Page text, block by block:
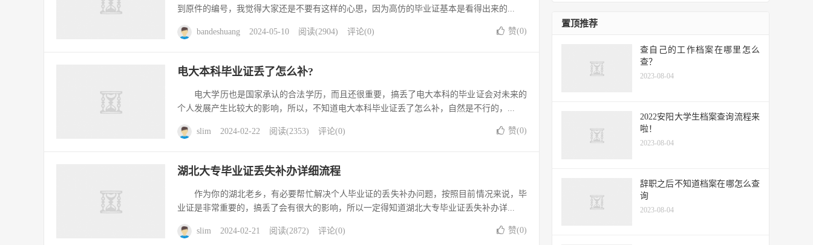
到原件的编号，我觉得大家还是不要有这样的心思，因为高仿的毕业证基本是看得出来的...
bandeshuang 2024-05-10 阅读(2904) 评论(0) 赞(0)
电大本科毕业证丢了怎么补?
电大学历也是国家承认的合法学历，而且还很重要，搞丢了电大本科的毕业证会对未来的
个人发展产生比较大的影响，所以，不知道电大本科毕业证丢了怎么补，自然是不行的，...
slim 2024-02-22 阅读(2353) 评论(0) 赞(0)
湖北大专毕业证丢失补办详细流程
作为你的湖北老乡，有必要帮忙解决个人毕业证的丢失补办问题，按照目前情况来说，毕
业证是非常重要的，搞丢了会有很大的影响，所以一定得知道湖北大专毕业证丢失补办详...
slim 2024-02-21 阅读(2872) 评论(0) 赞(0)
置顶推荐
查自己的工作档案在哪里怎么
查？
2023-08-04
2022安阳大学生档案查询流程来
啦！
2023-08-04
辞职之后不知道档案在哪怎么查
询
2023-08-04